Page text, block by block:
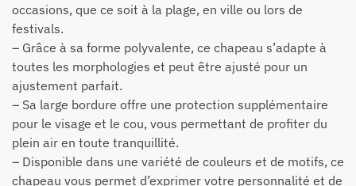
occasions, que ce soit à la plage, en ville ou lors de
festivals.
– Grâce à sa forme polyvalente, ce chapeau s’adapte à
toutes les morphologies et peut être ajusté pour un
ajustement parfait.
– Sa large bordure offre une protection supplémentaire
pour le visage et le cou, vous permettant de profiter du
plein air en toute tranquillité.
– Disponible dans une variété de couleurs et de motifs, ce
chapeau vous permet d’exprimer votre personnalité et de